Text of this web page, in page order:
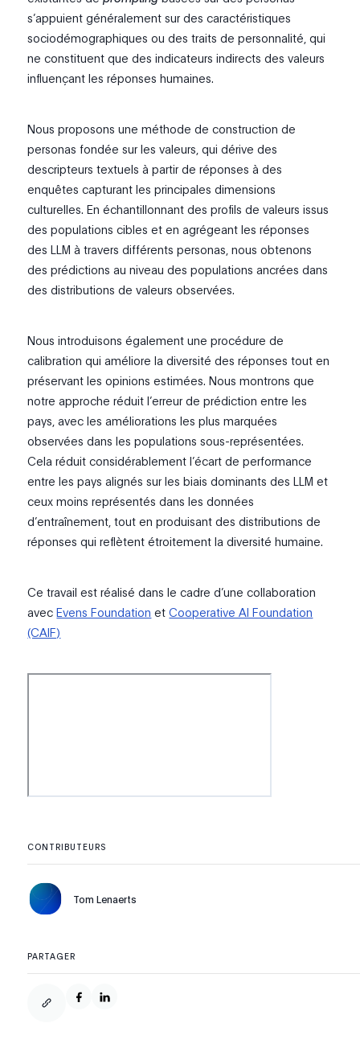
s’appuient généralement sur des caractéristiques
sociodémographiques ou des traits de personnalité, qui
ne constituent que des indicateurs indirects des valeurs
influençant les réponses humaines.
Nous proposons une méthode de construction de
personas fondée sur les valeurs, qui dérive des
descripteurs textuels à partir de réponses à des
enquêtes capturant les principales dimensions
culturelles. En échantillonnant des profils de valeurs issus
des populations cibles et en agrégeant les réponses
des LLM à travers différents personas, nous obtenons
des prédictions au niveau des populations ancrées dans
des distributions de valeurs observées.
Nous introduisons également une procédure de
calibration qui améliore la diversité des réponses tout en
préservant les opinions estimées. Nous montrons que
notre approche réduit l’erreur de prédiction entre les
pays, avec les améliorations les plus marquées
observées dans les populations sous-représentées.
Cela réduit considérablement l’écart de performance
entre les pays alignés sur les biais dominants des LLM et
ceux moins représentés dans les données
d’entraînement, tout en produisant des distributions de
réponses qui reflètent étroitement la diversité humaine.
Ce travail est réalisé dans le cadre d’une collaboration
avecEvens Foundation etCooperative AI Foundation
(CAIF)
CONTRIBUTEURS
Tom Lenaerts
PARTAGER